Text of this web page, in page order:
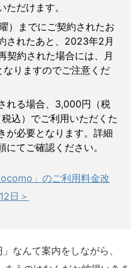
ただけます。
）までにご契約されたお
されたあと、2023年2月
契約された場合には、月
りますのでご注意くだ
れる場合、3,000円（税
込）でご利用いただくた
が必要となります。詳細
てご確認ください。
」のご利用料金改
日＞
なんて案内をしながら、